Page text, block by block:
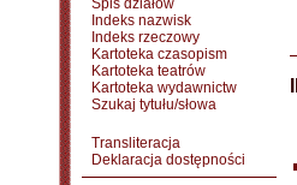
Spis działów
Indeks nazwisk
Indeks rzeczowy
Kartoteka czasopism
Kartoteka teatrów
Kartoteka wydawnictw
Szukaj tytułu/słowa
Transliteracja
Deklaracja dostępności